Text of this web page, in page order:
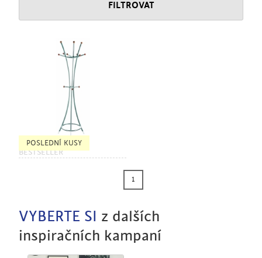
FILTROVAT
POSLEDNÍ KUSY
BESTSELLER
1
VYBERTE SI
z dalších
inspiračních kampaní